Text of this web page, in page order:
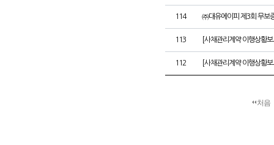
114 ㈜대유에이피 제3회 무보
113 [사채관리계약 이행상황
112 [사채관리계약 이행상황
처음